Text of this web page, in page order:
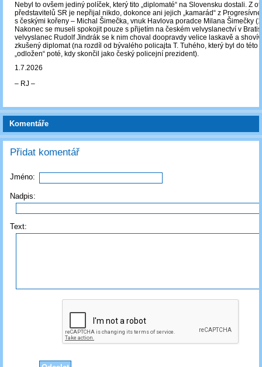
Nebyl to ovšem jediný políček, který tito „diplomaté“ na Slovensku dostali. Z
představitelů SR je nepřijal nikdo, dokonce ani jejich „kamarád“ z
s českými kořeny – Michal Šimečka, vnuk Havlova poradce Milana Šimečky
Nakonec se museli spokojit pouze s přijetím na českém velvyslanectví v
velvyslanec Rudolf Jindrák se k nim choval doopravdy velice laskavě a
zkušený diplomat (na rozdíl od bývalého policajta T. Tuhého, který byl do této
„odložen“ poté, kdy skončil jako český policejní prezident).
1.7.2026
‒ RJ ‒
Komentáře
Přidat komentář
Jméno:
Nadpis:
Text: